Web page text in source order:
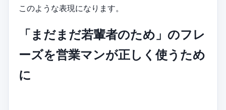
このような表現になります。
「まだまだ若輩者のため」のフレ
ーズを営業マンが正しく使うため
に